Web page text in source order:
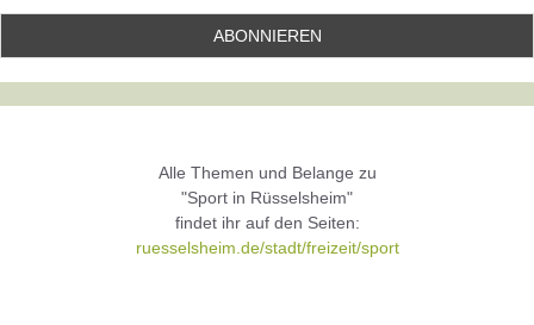
Alle Themen und Belange zu
"Sport in Rüsselsheim"
findet ihr auf den Seiten:
ruesselsheim.de/stadt/freizeit/sport